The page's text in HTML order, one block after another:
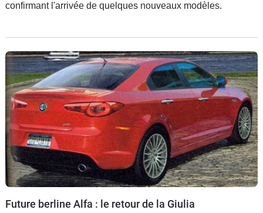
confirmant l'arrivée de quelques nouveaux modèles.
Future berline Alfa : le retour de la Giulia